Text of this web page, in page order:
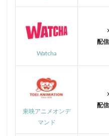
Watcha
配
東映アニメオンデ
マンド
配